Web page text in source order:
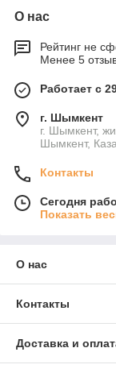
О нас
Рейтинг не
Менее 5
Работает с
г. Шымкент
г. Шымкент,
Шымкент,
Контакты
Сегодня
Показать
О нас
Контакты
Доставка и